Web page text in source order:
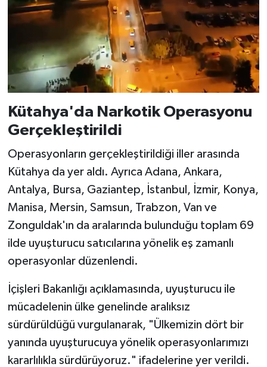
Kütahya'da Narkotik Operasyonu
Gerçekleştirildi
Operasyonların gerçekleştirildiği iller arasında
Kütahya da yer aldı. Ayrıca Adana, Ankara,
Antalya, Bursa, Gaziantep, İstanbul, İzmir, Konya,
Manisa, Mersin, Samsun, Trabzon, Van ve
Zonguldak'ın da aralarında bulunduğu toplam 69
ilde uyuşturucu satıcılarına yönelik eş zamanlı
operasyonlar düzenlendi.
İçişleri Bakanlığı açıklamasında, uyuşturucu ile
mücadelenin ülke genelinde aralıksız
sürdürüldüğü vurgulanarak, "Ülkemizin dört bir
yanında uyuşturucuya yönelik operasyonlarımızı
kararlılıkla sürdürüyoruz." ifadelerine yer verildi.